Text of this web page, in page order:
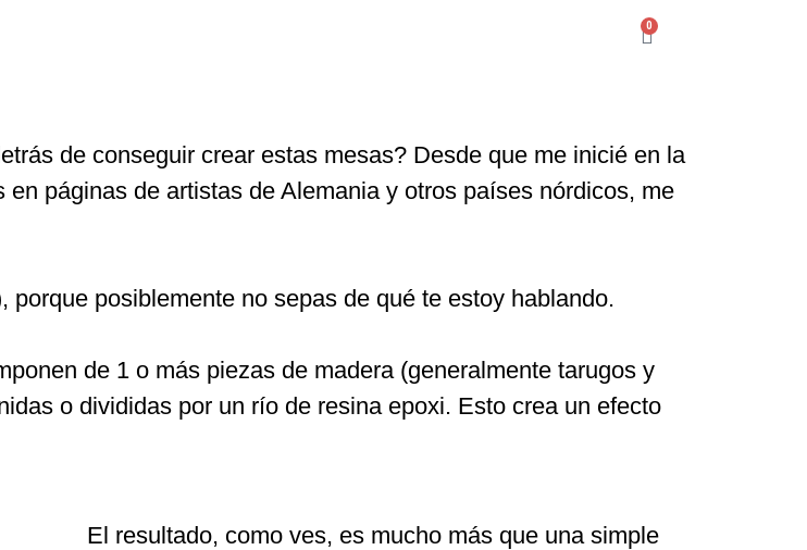
0
de conseguir crear estas mesas? Desde que me inicié en la
páginas de artistas de Alemania y otros países nórdicos, me
posiblemente no sepas de qué te estoy hablando.
de 1 o más piezas de madera (generalmente tarugos y
o divididas por un río de resina epoxi. Esto crea un efecto
El resultado, como ves, es mucho más que una simple